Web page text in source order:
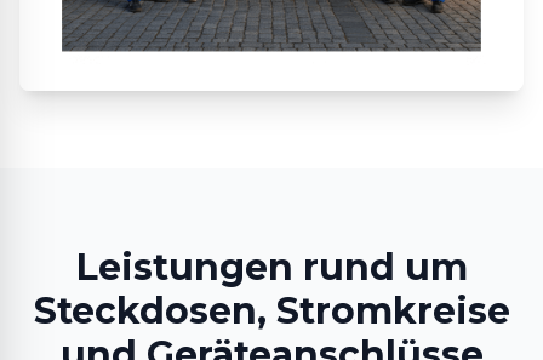
Leistungen rund um
Steckdosen, Stromkreise